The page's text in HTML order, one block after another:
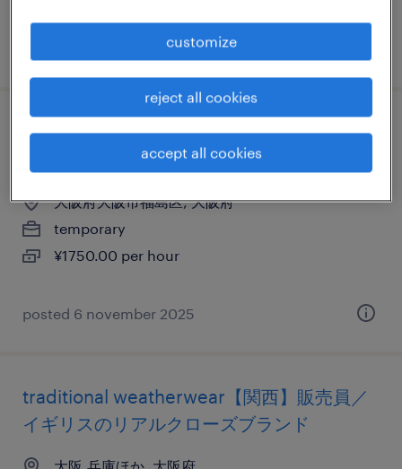
posted 8 december 2025
不動産・建設系の接客（ショールーム・カ
ウンター窓口）
大阪府大阪市福島区, 大阪府
temporary
¥1750.00 per hour
posted 6 november 2025
traditional weatherwear【関西】販売員／
イギリスのリアルクローズブランド
customize
reject all cookies
accept all cookies